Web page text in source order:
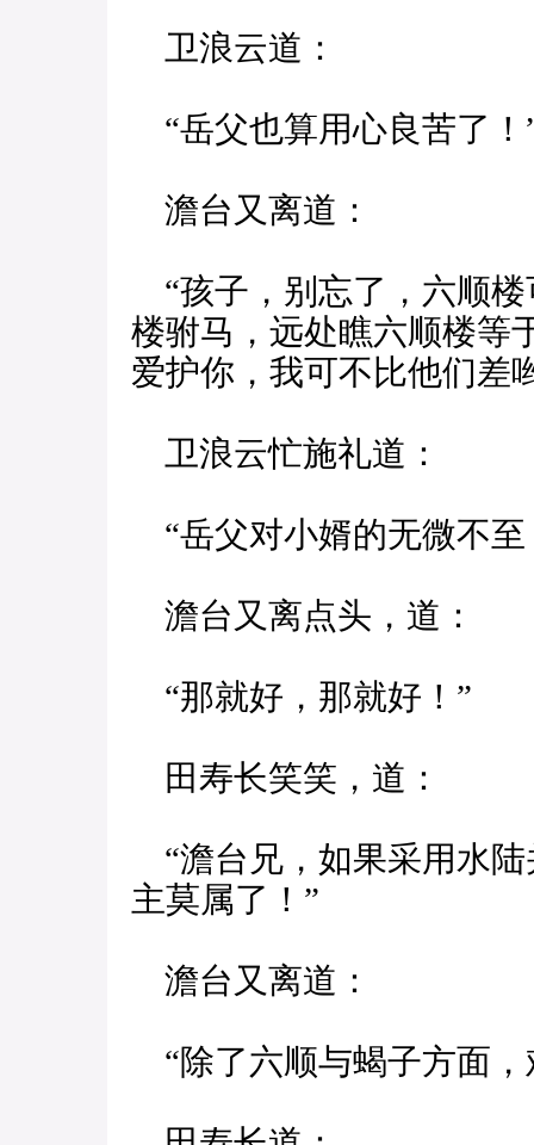
卫浪云道：
“岳父也算用心良苦了！
澹台又离道：
“孩子，别忘了，六顺
楼驸马，远处瞧六顺楼等
爱护你，我可不比他们差
卫浪云忙施礼道：
“岳父对小婿的无微不
澹台又离点头，道：
“那就好，那就好！”
田寿长笑笑，道：
“澹台兄，如果采用水
主莫属了！”
澹台又离道：
“除了六顺与蝎子方面，